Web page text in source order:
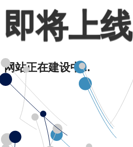
即将上线
网站正在建设中...